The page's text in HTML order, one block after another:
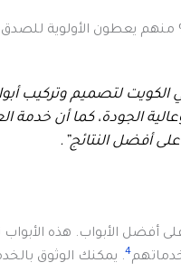
الكويت لتصميم وتركيب
الجودة، كما أن خدمة
أفضل النتائج”.
أفضل الأبواب. هذه
4. يمكنك الوثوق